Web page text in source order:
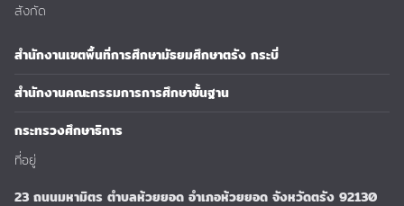
สังกัด
สำนักงานเขตพื้นที่การศึกษามัธยมศึกษาตรัง กระบี่
สำนักงานคณะกรรมการการศึกษาขั้นฐาน
กระทรวงศึกษาธิการ
ที่อยู่
23 ถนนมหามิตร ตำบลห้วยยอด อำเภอห้วยยอด จังหวัดตรัง 92130